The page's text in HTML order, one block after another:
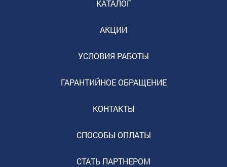
КАТАЛОГ
АКЦИИ
УСЛОВИЯ РАБОТЫ
ГАРАНТИЙНОЕ ОБРАЩЕНИЕ
КОНТАКТЫ
СПОСОБЫ ОПЛАТЫ
СТАТЬ ПАРТНЕРОМ